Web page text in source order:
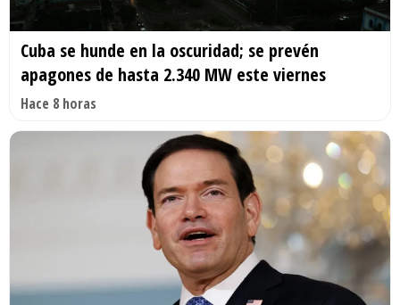
Cuba se hunde en la oscuridad; se prevén
apagones de hasta 2.340 MW este viernes
Hace 8 horas